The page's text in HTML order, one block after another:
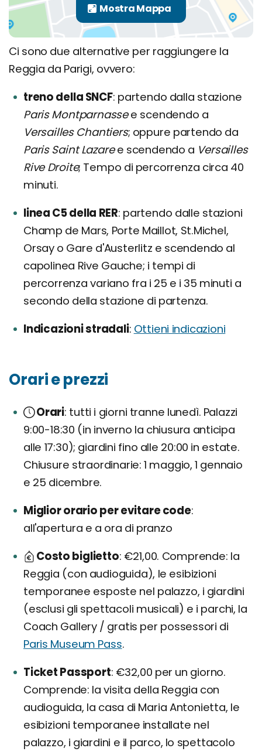
Ci sono due alternative per raggiungere la
Reggia da Parigi, ovvero:
treno della SNCF partendo dalla stazione
Paris Montparnassee scendendo a
Versailles Chantiers; oppure partendo da
Paris Saint Lazaree scendendo a Versailles
Rive Droite; Tempo di percorrenza circa 40
minuti.
linea C5 della RER partendo dalle stazioni
Champ de Mars, Porte Maillot, St.Michel,
Orsay o Gare d'Austerlitz e scendendo al
capolinea Rive Gauche; i tempi di
percorrenza variano fra i 25 e i 35 minuti a
secondo della stazione di partenza.
Indicazioni stradali Ottieni indicazioni
Orari e prezzi
Orari tutti i giorni tranne lunedì. Palazzi
9:00-18:30 (in inverno la chiusura anticipa
alle 17:30); giardini fino alle 20:00 in estate.
Chiusure straordinarie: 1 maggio, 1 gennaio
e 25 dicembre.
Miglior orario per evitare code
all'apertura e a ora di pranzo
Costo biglietto €21,00. Comprende: la
Reggia (con audioguida), le esibizioni
temporanee esposte nel palazzo, i giardini
(esclusi gli spettacoli musicali) e i parchi, la
Coach Gallery / gratis per possessori di
Paris Museum Pass.
Ticket Passport €32,00 per un giorno.
Comprende: la visita della Reggia con
audioguida, la casa di Maria Antonietta, le
esibizioni temporanee installate nel
palazzo, i giardini e il parco, lo spettacolo